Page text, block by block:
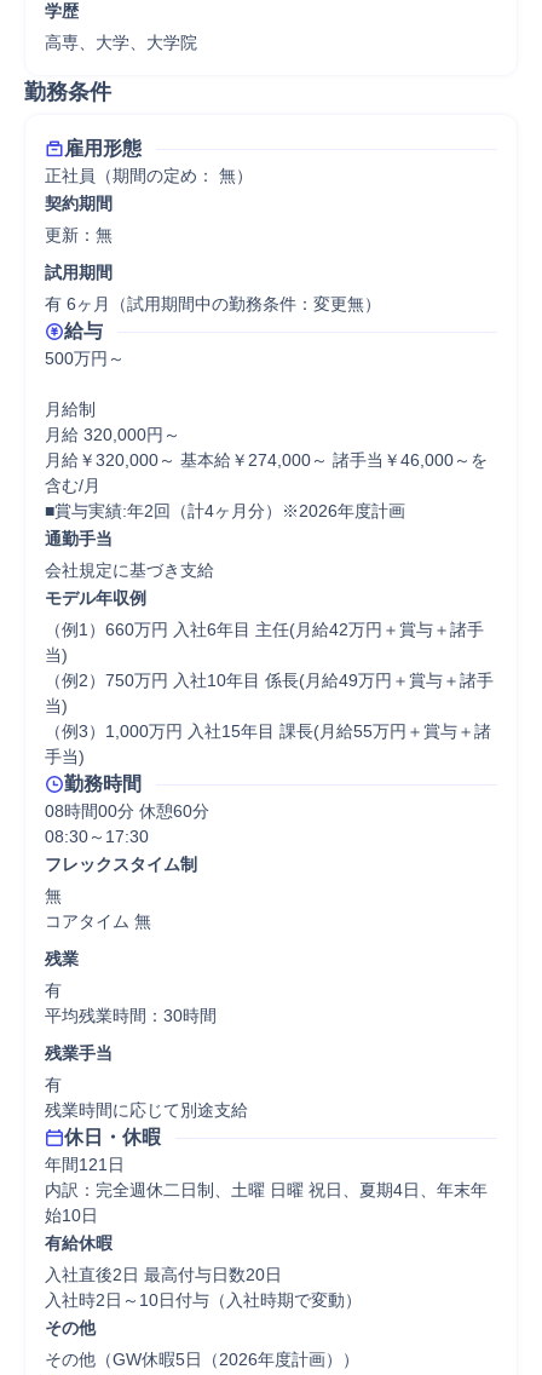
学歴
高専、大学、大学院
勤務条件
雇用形態
正社員（期間の定め： 無）
契約期間
更新：無
試用期間
有 6ヶ月（試用期間中の勤務条件：変更無）
給与
500万円～
月給制
月給 320,000円～
月給￥320,000～ 基本給￥274,000～ 諸手当￥46,000～を
含む/月
■賞与実績:年2回（計4ヶ月分）※2026年度計画
通勤手当
会社規定に基づき支給
モデル年収例
（例1）660万円 入社6年目 主任(月給42万円＋賞与＋諸手
当)
（例2）750万円 入社10年目 係長(月給49万円＋賞与＋諸手
当)
（例3）1,000万円 入社15年目 課長(月給55万円＋賞与＋諸
手当)
勤務時間
08時間00分 休憩60分
フレックスタイム制
無
コアタイム 無
残業
有
平均残業時間：30時間
残業手当
有
残業時間に応じて別途支給
休日・休暇
年間121日
内訳：完全週休二日制、土曜 日曜 祝日、夏期4日、年末年
始10日
有給休暇
入社直後2日 最高付与日数20日
入社時2日～10日付与（入社時期で変動）
その他
その他（GW休暇5日（2026年度計画））